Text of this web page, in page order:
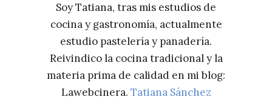
Soy Tatiana, tras mis estudios de
cocina y gastronomía, actualmente
estudio pastelería y panadería.
Reivindico la cocina tradicional y la
materia prima de calidad en mi blog:
Lawebcinera. Tatiana Sánchez